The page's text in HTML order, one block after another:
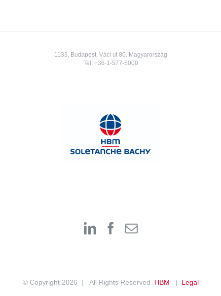
1133, Budapest, Váci út 80. Magyarország
Tel: +36-1-577-5000
© Copyright 2026 | All Rights Reserved HBM | Legal